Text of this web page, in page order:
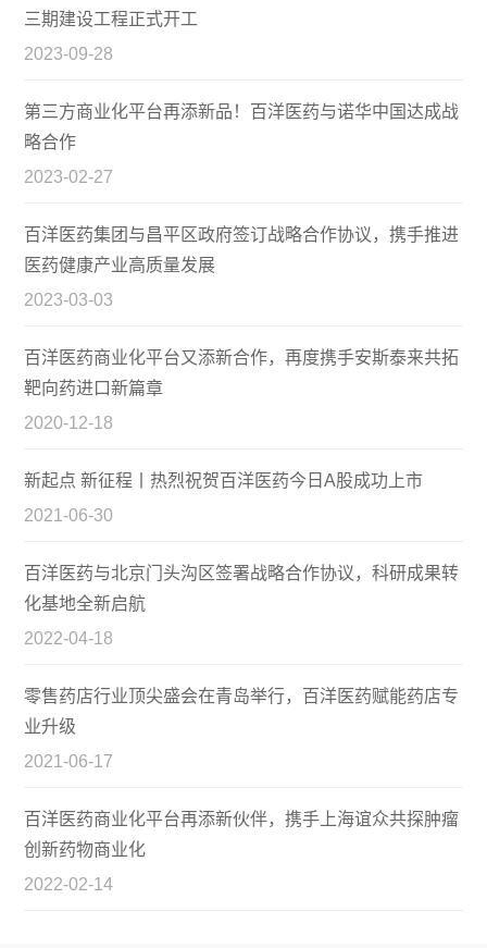
三期建设工程正式开工
2023-09-28
第三方商业化平台再添新品！百洋医药与诺华中国达成战
略合作
2023-02-27
百洋医药集团与昌平区政府签订战略合作协议，携手推进
医药健康产业高质量发展
2023-03-03
百洋医药商业化平台又添新合作，再度携手安斯泰来共拓
靶向药进口新篇章
2020-12-18
新起点 新征程丨热烈祝贺百洋医药今日A股成功上市
2021-06-30
百洋医药与北京门头沟区签署战略合作协议，科研成果转
化基地全新启航
2022-04-18
零售药店行业顶尖盛会在青岛举行，百洋医药赋能药店专
业升级
2021-06-17
百洋医药商业化平台再添新伙伴，携手上海谊众共探肿瘤
创新药物商业化
2022-02-14